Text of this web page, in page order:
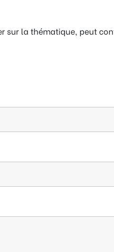
la thématique, peut